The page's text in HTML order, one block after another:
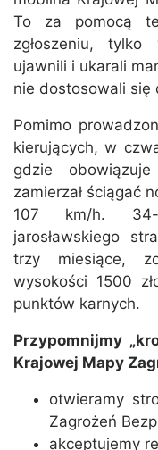
To za pomocą
zgłoszeniu,
ujawnili i ukarali
nie dostosowali się
Pomimo
kierujących, w
gdzie
zamierzał ściągać
107 km/h. 34-
jarosławskiego
trzy miesiące,
wysokości 1500
punktów karnych.
Przypomnijmy
Krajowej Mapy
otwieramy
Zagrożeń
akceptujemy